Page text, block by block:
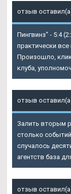
отзыв
Пингвинз" - 5:4
практически
Произошло,
клуба,
отзыв
Залить вторым
столько
случалось
агентств база
отзыв